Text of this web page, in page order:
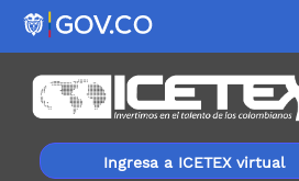
Ingresa a ICETEX virtual